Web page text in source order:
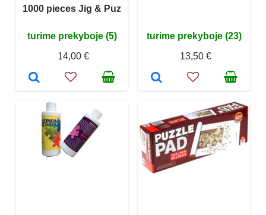
1000 pieces Jig & Puz
turime prekyboje (5)
14,00 €
turime prekyboje (23)
13,50 €